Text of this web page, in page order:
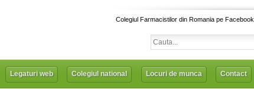
Colegiul Farmacistilor din Romania pe Facebook
Legaturi web Colegiul national Locuri de munca Contact